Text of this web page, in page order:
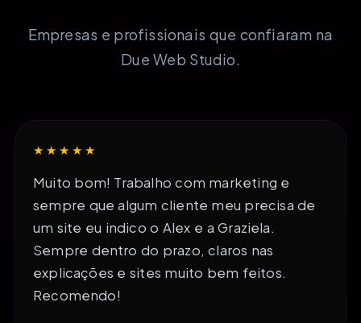
Empresas e profissionais que confiaram na
Due Web Studio.
★★★★★
Muito bom! Trabalho com marketing e
sempre que algum cliente meu precisa de
um site eu indico o Alex e a Graziela.
Sempre dentro do prazo, claros nas
explicações e sites muito bem feitos.
Recomendo!